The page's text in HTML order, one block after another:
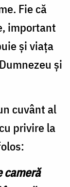
Fie că
important
și viața
și
cuvânt al
privire la
cameră